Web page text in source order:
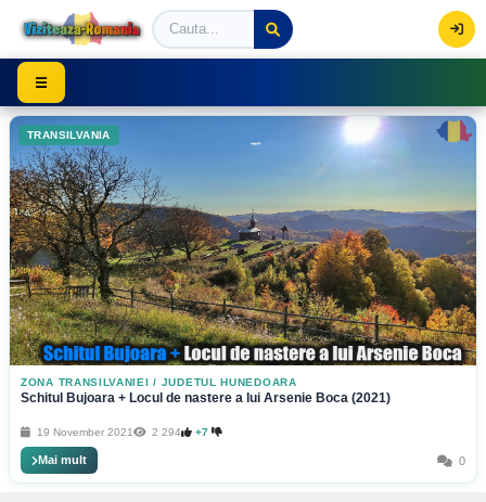
Viziteaza Romania | Obiective Turistice | Trasee
☰
TRANSILVANIA
ZONA TRANSILVANIEI / JUDETUL HUNEDOARA
Schitul Bujoara + Locul de nastere a lui Arsenie Boca (2021)
19 November 2021 2 294 +7
Mai mult 0